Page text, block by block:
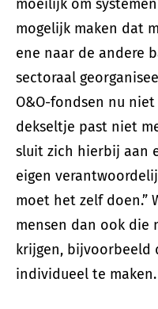
moeilijk om
mogelijk maken dat
ene naar de andere
sectoraal
O&O-fondsen nu
dekseltje past niet
sluit zich hierbij aan
eigen
moet het zelf doen.”
mensen dan ook die
krijgen, bijvoorbeeld
individueel te maken.